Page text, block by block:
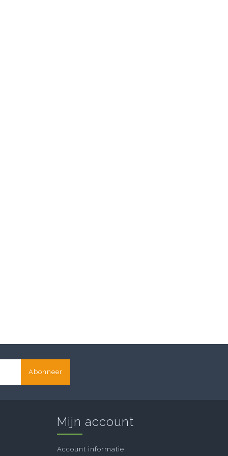
Abonneer
Mijn account
Account informatie